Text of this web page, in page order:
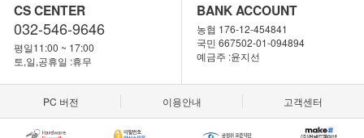
CS CENTER
032-546-9646
평일11:00 ~ 17:00
토,일,공휴일 :휴무
BANK ACCOUNT
농협 176-12-454841
국민 667502-01-094894
예금주 :윤지선
PC 버전 이용안내 고객센터